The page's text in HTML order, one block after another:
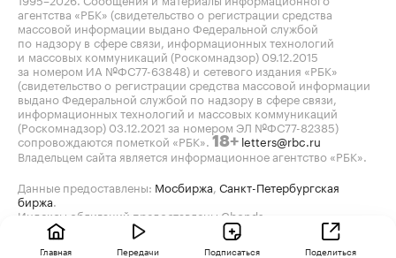
агентства «РБК» (свидетельство о регистрации средства
массовой информации выдано Федеральной службой
по надзору в сфере связи, информационных технологий
и массовых коммуникаций (Роскомнадзор) 09.12.2015
за номером ИА №ФС77-63848) и сетевого издания «РБК»
(свидетельство о регистрации средства массовой информации
выдано Федеральной службой по надзору в сфере связи,
информационных технологий и массовых коммуникаций
(Роскомнадзор) 03.12.2021 за номером ЭЛ №ФС77-82385)
сопровождаются пометкой «РБК». 18+ letters@rbc.ru
Владельцем сайта является информационное агентство «РБК».
Данные предоставлены: Мосбиржа Санкт-Петербургская
биржа
Индексы облигаций предоставлены Cbonds.
Главная Передачи Подписаться Поделиться